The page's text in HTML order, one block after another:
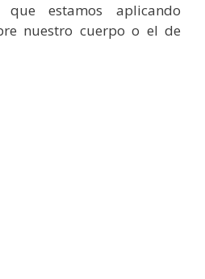
estamos aplicando
nuestro cuerpo o el de